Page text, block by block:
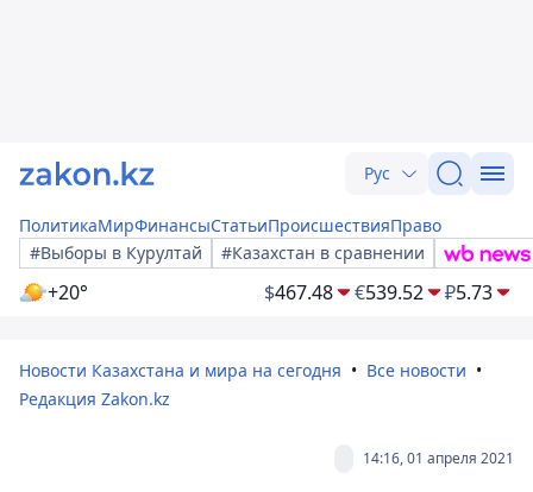
Рус
ПолитикаМирФинансыСтатьиПроисшествияПраво
#Выборы в Курултай
#Казахстан в сравнении
+20° $467.48 €539.52 ₽5.73
Новости Казахстана и мира на сегодня
Все новости
Редакция Zakon.kz
14:16, 01 апреля 2021